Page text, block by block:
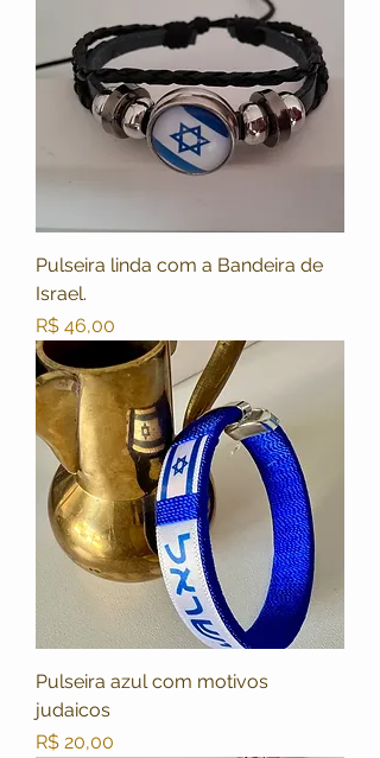
Pulseira linda com a Bandeira de
Israel.
Preço
R$ 46,00
Pulseira azul com motivos
judaicos
Preço
R$ 20,00